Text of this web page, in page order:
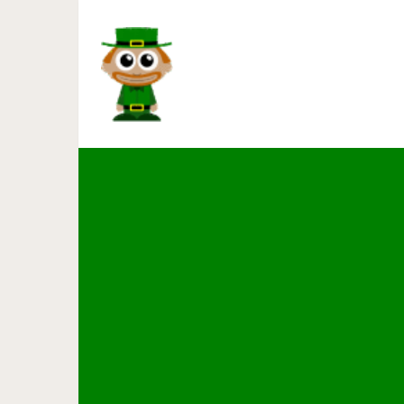
Джон Бон Джови открыл два